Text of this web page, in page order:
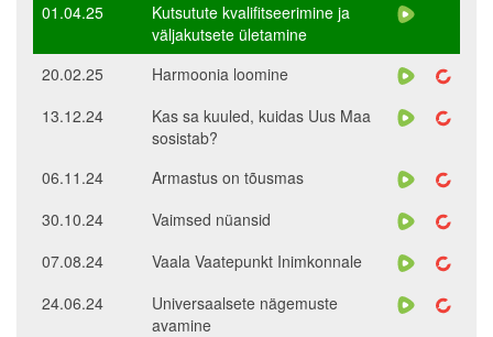
01.04.25
Kutsutute kvalifitseerimine ja
väljakutsete ületamine
20.02.25
Harmoonia loomine
13.12.24
Kas sa kuuled, kuidas Uus Maa
sosistab?
06.11.24
Armastus on tõusmas
30.10.24
Vaimsed nüansid
07.08.24
Vaala Vaatepunkt Inimkonnale
24.06.24
Universaalsete nägemuste
avamine